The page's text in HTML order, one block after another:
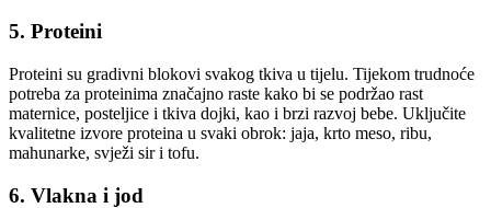
5. Proteini
Proteini su gradivni blokovi svakog tkiva u tijelu. Tijekom trudnoće
potreba za proteinima značajno raste kako bi se podržao rast
maternice, posteljice i tkiva dojki, kao i brzi razvoj bebe. Uključite
kvalitetne izvore proteina u svaki obrok: jaja, krto meso, ribu,
mahunarke, svježi sir i tofu.
6. Vlakna i jod